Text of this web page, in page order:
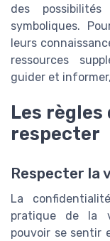
des
symboliques.
leurs
ressources
guider et
Les
respecter
Respecter la
La
pratique de la
pouvoir se sentir